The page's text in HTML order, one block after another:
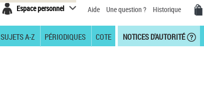
Espace personnel Aide Une question ? Historique
SUJETS A-Z PÉRIODIQUES COTE NOTICES D'AUTORITÉ